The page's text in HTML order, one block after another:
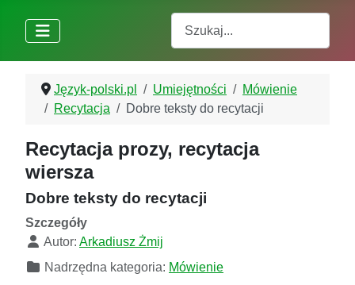
Język-polski.pl Umiejętności
Mówienie
Recytacja
Dobre teksty do recytacji
Recytacja prozy, recytacja
wiersza
Dobre teksty do recytacji
Szczegóły
Autor: Arkadiusz Żmij
Nadrzędna kategoria: Mówienie